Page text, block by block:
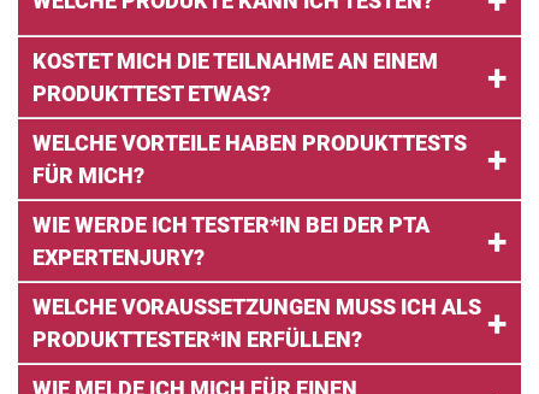
KOSTET MICH DIE TEILNAHME AN EINEM
PRODUKTTEST ETWAS?
WELCHE VORTEILE HABEN PRODUKTTESTS
FÜR MICH?
WIE WERDE ICH TESTER*IN BEI DER PTA
EXPERTENJURY?
WELCHE VORAUSSETZUNGEN MUSS ICH ALS
PRODUKTTESTER*IN ERFÜLLEN?
WIE MELDE ICH MICH FÜR EINEN